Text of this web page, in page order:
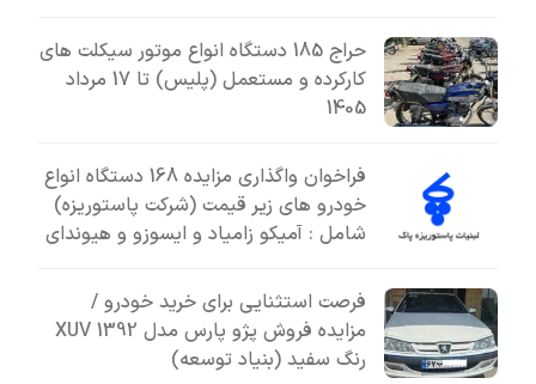
حراج 185 دستگاه انواع موتور سیکلت های
کارکرده و مستعمل (پلیس) تا 17 مرداد
1405
فراخوان واگذاری مزایده 168 دستگاه انواع
خودرو های زیر قیمت (شرکت پاستوریزه)
شامل : آمیکو زامیاد و ایسوزو و هیوندای
فرصت استثنایی برای خرید خودرو /
مزایده فروش پژو پارس مدل 1392 XUV
رنگ سفید (بنیاد توسعه)